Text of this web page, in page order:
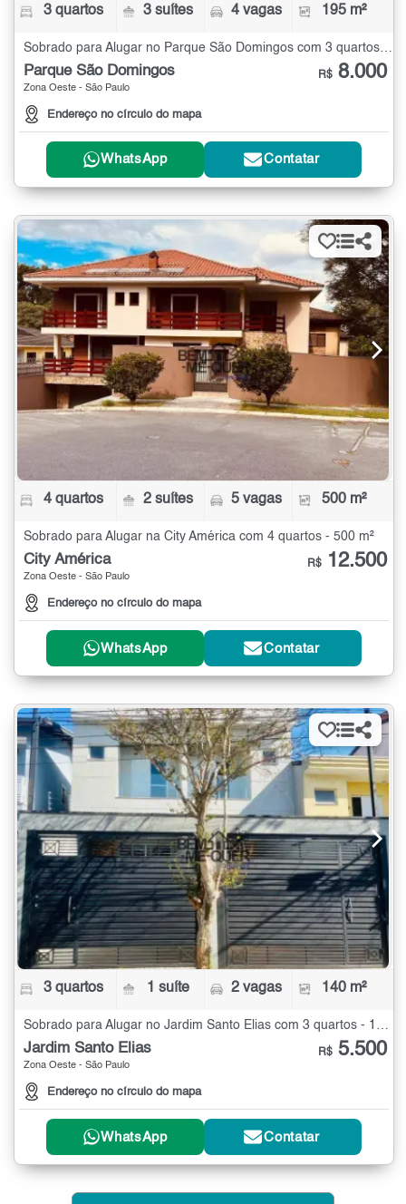
3 quartos 3 suítes 4 vagas 195 m²
Parque São Domingos
Zona Oeste - São Paulo
Endereço no círculo do mapa
R$ 8.000
WhatsApp Contatar
4 quartos 2 suítes 5 vagas 500 m²
Sobrado para Alugar na City América com 4 quartos - 500 m²
City América
Zona Oeste - São Paulo
Endereço no círculo do mapa
R$ 12.500
WhatsApp Contatar
3 quartos 1 suíte 2 vagas 140 m²
Sobrado para Alugar no Jardim Santo Elias com 3 quartos - 140 m²
Jardim Santo Elias
Zona Oeste - São Paulo
Endereço no círculo do mapa
R$ 5.500
WhatsApp Contatar